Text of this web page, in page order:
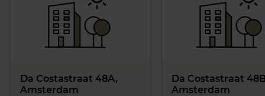
Da Costastraat 48A,
Amsterdam
Da Costastraat
Amsterdam